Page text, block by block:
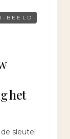
BEELD
het
sleutel